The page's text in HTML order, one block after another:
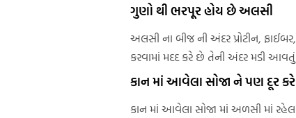
ગુણો થી ભરપૂર હોય છે અલસી
અલસી ના બીજ ની અંદર પ્રોટીન,
કરવામાં મદદ કરે છે તેની અંદર મડી
કાન માં આવેલા સોજા ને પણ દૂર
કાન માં આવેલા સોજા માં અળસી માં